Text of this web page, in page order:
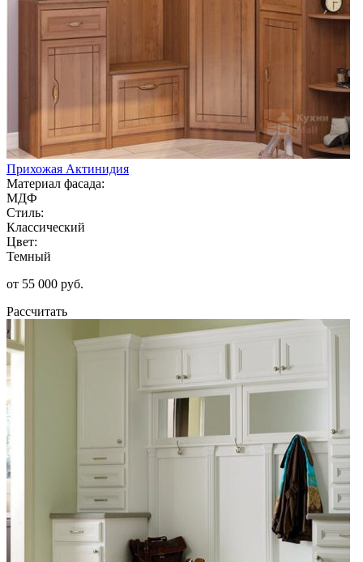
Прихожая Актинидия
Материал фасада:
МДФ
Стиль:
Классический
Цвет:
Темный
от 55 000 руб.
Рассчитать